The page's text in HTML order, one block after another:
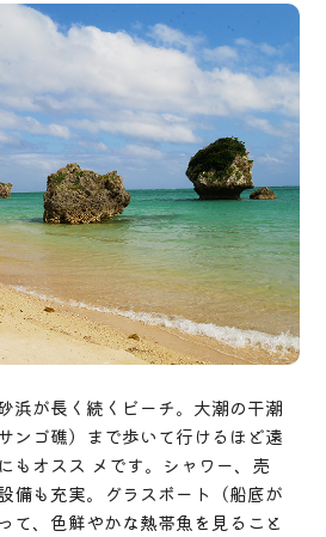
浜が長く続くビーチ。大潮の干潮
ンゴ礁）まで歩いて行けるほど遠
もオスス メです。シャワー、売
備も充実。グラスボート（船底が
て、色鮮やかな熱帯魚を見ること